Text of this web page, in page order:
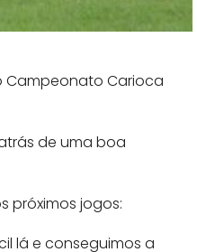
Campeonato Carioca
de uma boa
próximos jogos:
lá e conseguimos a